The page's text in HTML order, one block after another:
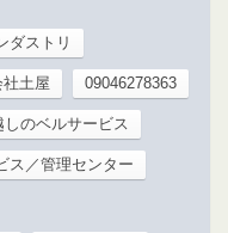
ダストリ
土屋 09046278363
のベルサービス
ス／管理センター